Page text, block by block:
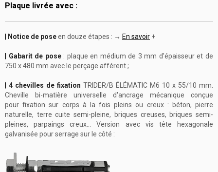
Plaque livrée avec :
Notice de poseen douze étapes : → En savoir +
Gabarit de pose: plaque en médium de 3 mm d'épaisseur et de
750 x 480 mm avec le perçage afférent ;
4 chevilles de fixation TRIDER/B ÉLÉMATIC M6 10 x 55/10 mm.
Cheville bi-matière universelle d'ancrage mécanique conçue
pour fixation sur corps à la fois pleins ou creux : béton, pierre
naturelle, terre cuite semi-pleine, briques creuses, briques semi-
pleines, parpaings creux... Version avec vis tête hexagonale
galvanisée pour serrage sur le côté :